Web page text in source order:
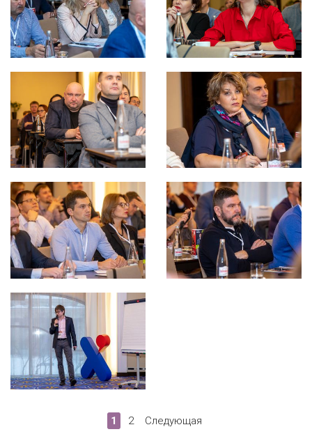
1 2 Следующая